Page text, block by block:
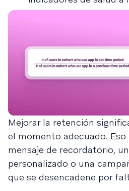
Mejorar la retención
el momento adecuado. Eso
mensaje de recordatorio,
personalizado o una
que se desencadene por